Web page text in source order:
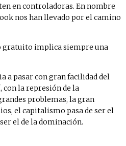
en controladoras. En nombre
nos han llevado por el camino
gratuito implica siempre una
a pasar con gran facilidad del
con la represión de la
problemas, la gran
el capitalismo pasa de ser el
el de la dominación.